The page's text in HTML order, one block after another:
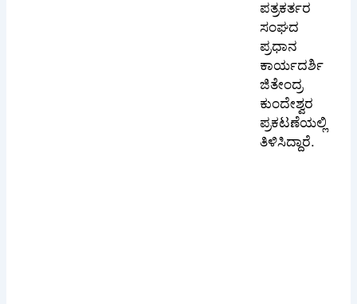
ಪತ್ರಕರ್ತರ
ಸಂಘದ
ಪ್ರಧಾನ
ಕಾರ್ಯದರ್ಶಿ
ಜಿತೇಂದ್ರ
ಕುಂದೇಶ್ವರ
ಪ್ರಕಟಣೆಯಲ್ಲಿ
ತಿಳಿಸಿದ್ದಾರೆ.